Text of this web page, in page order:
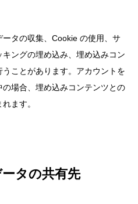
タの収集、Cookie の使用、サ
ングの埋め込み、埋め込みコン
ことがあります。アカウントを
場合、埋め込みコンテンツとの
ます。
タの共有先